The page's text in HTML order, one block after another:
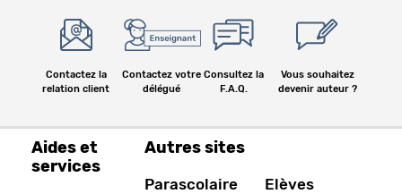
Contactez la
relation client
Contactez votre
délégué
Consultez la
F.A.Q.
Vous souhaitez
devenir auteur ?
Aides et
services
Autres sites
Parascolaire Elèves